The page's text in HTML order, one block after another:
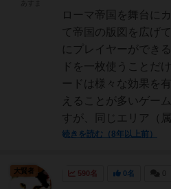
ローマ帝国を舞台に
て帝国の版図を広げ
にプレイヤーができ
ドを一枚使うことだ
ードは様々な効果を
えることが多いゲー
すが、同じエリア（
続きを読む（8年以上前）
590名 0名
大賢者